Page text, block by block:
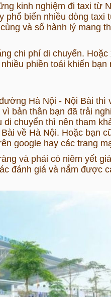
kinh nghiệm đi taxi từ
biến nhiều dòng taxi
và số hành lý mang
chi phí di chuyển. Hoặc
phiền toái khiến bạn
Hà Nội - Nội Bài thì
bản thân bạn đã trải
chuyển thì nên tham
về Hà Nội. Hoặc bạn
google hay các trang
và phải có niêm yết
đánh giá và nắm được